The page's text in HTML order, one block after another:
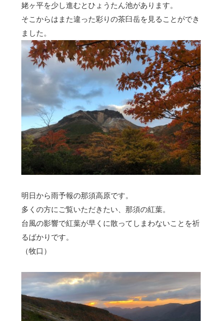
姥ヶ平を少し進むとひょうたん池があります。
そこからはまた違った彩りの茶臼岳を見ることができ
ました。
明日から雨予報の那須高原です。
多くの方にご覧いただきたい、那須の紅葉。
台風の影響で紅葉が早くに散ってしまわないことを祈
るばかりです。
（牧口）